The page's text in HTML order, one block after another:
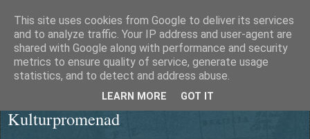
Äventyrshunden Diesel
Kulturpromenad
This site uses cookies from Google to deliver its services
and to analyze traffic. Your IP address and user-agent are
shared with Google along with performance and security
metrics to ensure quality of service, generate usage
statistics, and to detect and address abuse.
LEARN MORE GOT IT